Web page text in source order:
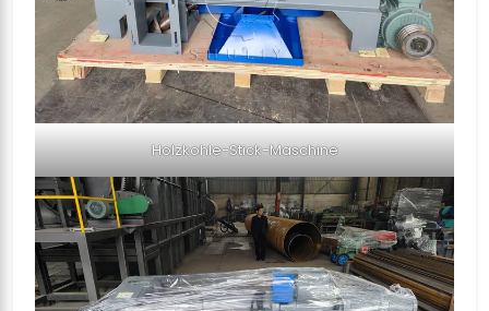
Holzkohle-Stick-Maschine